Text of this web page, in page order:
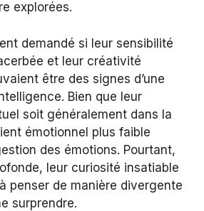
explorées.
demandé si leur sensibilité
et leur créativité
être des signes d’une
Bien que leur
soit généralement dans la
émotionnel plus faible
des émotions. Pourtant,
leur curiosité insatiable
penser de manière divergente
surprendre.